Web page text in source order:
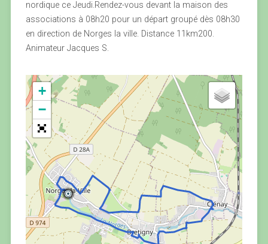
nordique ce Jeudi.Rendez-vous devant la maison des
associations à 08h20 pour un départ groupé dès 08h30
en direction de Norges la ville. Distance 11km200.
Animateur Jacques S.
+
−